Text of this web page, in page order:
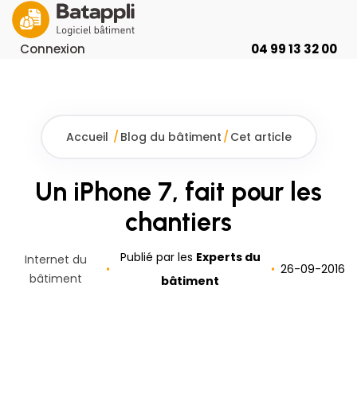
Connexion 04 99 13 32 00
Accueil / Blog du bâtiment / Cet article
Un iPhone 7, fait pour les
chantiers
Internet du
bâtiment
Publié par les Experts du
bâtiment
26-09-2016